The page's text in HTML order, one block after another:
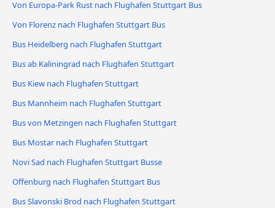
Von Europa-Park Rust nach Flughafen Stuttgart Bus
Von Florenz nach Flughafen Stuttgart Bus
Bus Heidelberg nach Flughafen Stuttgart
Bus ab Kaliningrad nach Flughafen Stuttgart
Bus Kiew nach Flughafen Stuttgart
Bus Mannheim nach Flughafen Stuttgart
Bus von Metzingen nach Flughafen Stuttgart
Bus Mostar nach Flughafen Stuttgart
Novi Sad nach Flughafen Stuttgart Busse
Offenburg nach Flughafen Stuttgart Bus
Bus Slavonski Brod nach Flughafen Stuttgart